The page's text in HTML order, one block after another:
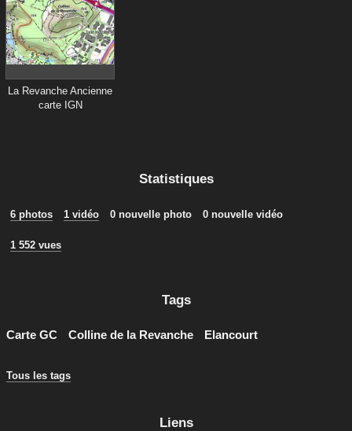
La Revanche Ancienne
carte IGN
Statistiques
6 photos 1 vidéo 0 nouvelle photo 0 nouvelle vidéo
1 552 vues
Tags
Carte GC Colline de la Revanche Elancourt
Tous les tags
Liens